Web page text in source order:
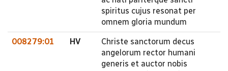
spiritus cujus resonat per
omnem gloria mundum
008279:01 HV
Christe sanctorum decus
angelorum rector humani
generis et auctor nobis